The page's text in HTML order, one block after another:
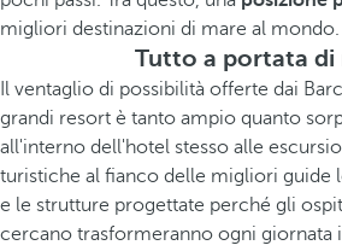
migliori destinazioni di mare al mondo.
Tutto a portata di
Il ventaglio di possibilità offerte dai
grandi resort è tanto ampio quanto
all'interno dell'hotel stesso alle
turistiche al fianco delle migliori guide
e le strutture progettate perché gli
cercano trasformeranno ogni giornata